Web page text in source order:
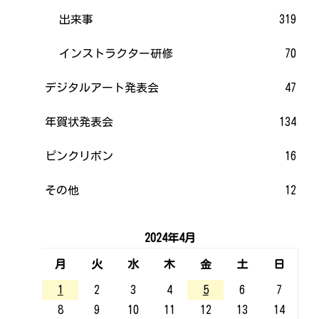
出来事 319
インストラクター研修 70
デジタルアート発表会 47
年賀状発表会 134
ピンクリボン 16
その他 12
2024年4月
月 火 水 木 金 土 日
1 2 3 4 5 6
7
8
9 10 11 12 13
14